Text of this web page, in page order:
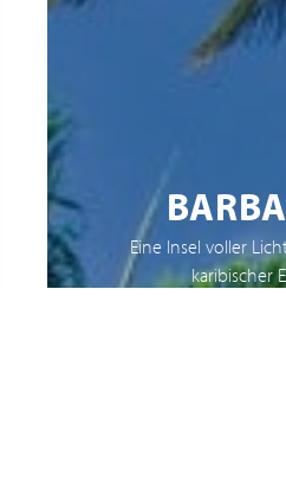
Eine Insel voller
karibischer